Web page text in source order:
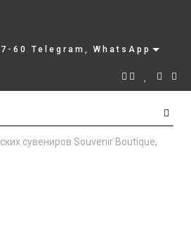
60 Telegram, WhatsApp